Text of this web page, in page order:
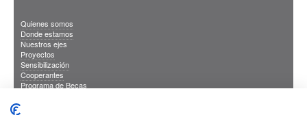
Quienes somos
Donde estamos
Nuestros ejes
Proyectos
Sensibilización
Cooperantes
Programa de Becas